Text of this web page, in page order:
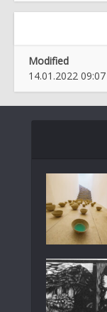
Modified
14.01.2022 09:07